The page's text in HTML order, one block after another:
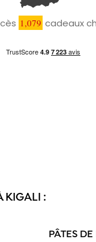
1,079 cadeaux
KIGALI :
PÂTES